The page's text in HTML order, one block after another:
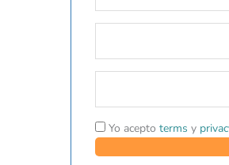
Yo acepto terms y